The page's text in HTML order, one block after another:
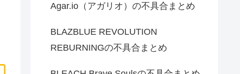
Agar.io（アガリオ）の不具合まとめ
BLAZBLUE REVOLUTION
REBURNINGの不具合まとめ